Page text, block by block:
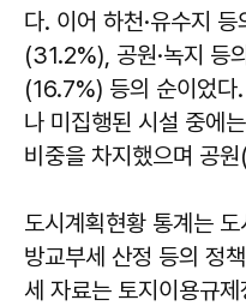
다. 이어 하천·유수지
(31.2%), 공원·녹지
(16.7%) 등의 순이었다
나 미집행된 시설 중
비중을 차지했으며 공
도시계획현황 통계는
방교부세 산정 등의 정
세 자료는 토지이용규